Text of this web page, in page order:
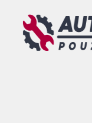
Preskočiť
obsah